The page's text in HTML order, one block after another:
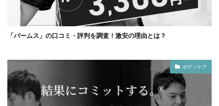
「パームス」の口コミ・評判を調査！激安の理由とは？
ボディケア